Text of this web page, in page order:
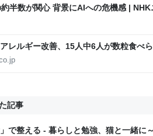
半数が関心 背景にAIへの危機感 | NHK
レルギー改善、15人中6人が数粒食べ
系列誌掲載
記事
で整える - 暮らしと勉強、猫と一緒に